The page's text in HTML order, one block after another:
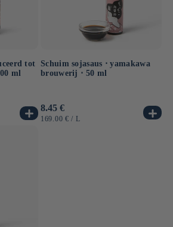
tot
ml
Schuim sojasaus ⋅ yamakawa
brouwerij ⋅ 50 ml
Normale
prijs
8.45 €
EENHEIDSPRIJS
169.00 € / PER
L